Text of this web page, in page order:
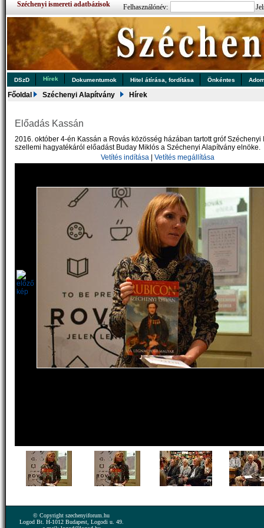
Széchenyi ismereti adatbázisok Felhasználónév:
DSzD Hírek Dokumentumok Hitel átírása, fordítása Önkéntes
Főoldal Széchenyi Alapítvány Hírek
Előadás Kassán
2016. október 4-én Kassán a Rovás közösség házában tartott gróf Széchenyi
szellemi hagyatékáról előadást Buday Miklós a Széchenyi Alapítvány elnöke.
Vetítés indítása |Vetítés megállítása
© Copyright szechenyiforum.hu
Logod Bt. H-1012 Budapest, Logodi u. 49.